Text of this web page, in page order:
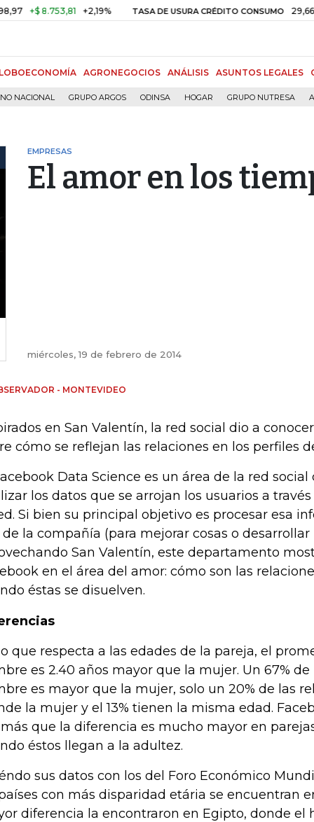
8.753,81 +2,19% TASA DE USURA CRÉDITO CONSUMO 29,66%
AGRONEGOCIOS ANÁLISIS ASUNTOS LEGALES
NACIONAL GRUPO ARGOS ODINSA HOGAR GRUPO NUTRESA
EMPRESAS
El amor en los
miércoles, 19 de febrero de 2014
- MONTEVIDEO
en San Valentín, la red social dio a
cómo se reflejan las relaciones en los perfiles
Data Science es un área de la red social
los datos que se arrojan los usuarios a
Si bien su principal objetivo es procesar esa
de la compañía (para mejorar cosas o
San Valentín, este departamento
en el área del amor: cómo son las
éstas se disuelven.
que respecta a las edades de la pareja, el
es 2.40 años mayor que la mujer. Un 67%
es mayor que la mujer, solo un 20% de las
la mujer y el 13% tienen la misma edad.
que la diferencia es mucho mayor en
éstos llegan a la adultez.
sus datos con los del Foro Económico
con más disparidad etária se encuentran
diferencia la encontraron en Egipto, donde el